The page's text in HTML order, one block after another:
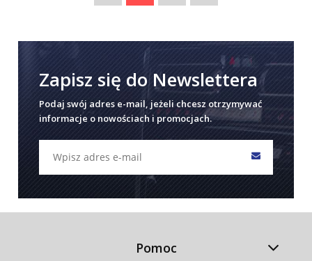
Zapisz się do Newslettera
Podaj swój adres e-mail, jeżeli chcesz otrzymywać
informacje o nowościach i promocjach.
Pomoc